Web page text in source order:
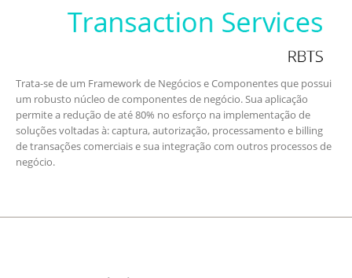
Trata-se de um Framework de Negócios e Componentes que possui
um robusto núcleo de componentes de negócio. Sua aplicação
permite a redução de até 80% no esforço na implementação de
soluções voltadas à: captura, autorização, processamento e billing
de transações comerciais e sua integração com outros processos de
negócio.